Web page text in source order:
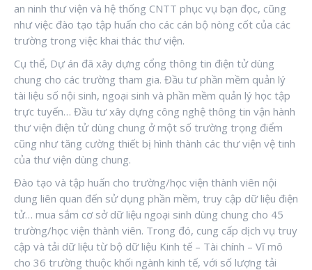
an ninh thư viện và hệ thống CNTT phục vụ bạn đọc, cũng
như việc đào tạo tập huấn cho các cán bộ nòng cốt của các
trường trong việc khai thác thư viện.
Cụ thể, Dự án đã xây dựng cổng thông tin điện tử dùng
chung cho các trường tham gia. Đầu tư phần mềm quản lý
tài liệu số nội sinh, ngoại sinh và phần mềm quản lý học tập
trực tuyến… Đầu tư xây dựng công nghệ thông tin vận hành
thư viện điện tử dùng chung ở một số trường trọng điểm
cũng như tăng cường thiết bị hình thành các thư viện vệ tinh
của thư viện dùng chung.
Đào tạo và tập huấn cho trường/học viện thành viên nội
dung liên quan đến sử dụng phần mềm, truy cập dữ liệu điện
tử… mua sắm cơ sở dữ liệu ngoại sinh dùng chung cho 45
trường/học viện thành viên. Trong đó, cung cấp dịch vụ truy
cập và tải dữ liệu từ bộ dữ liệu Kinh tế – Tài chính – Vĩ mô
cho 36 trường thuộc khối ngành kinh tế, với số lượng tải